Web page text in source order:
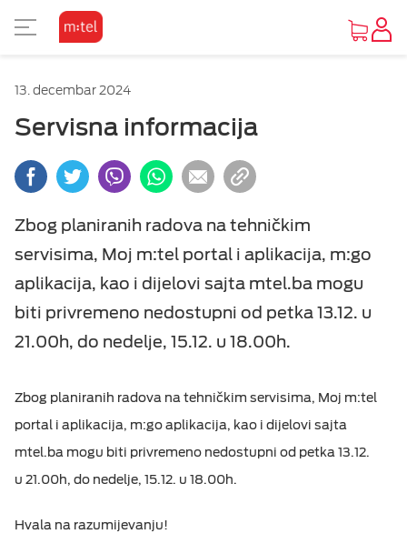
KAKO DO UREĐAJA
PONUDA UREĐAJA
OUTLET PONUDA
IZDVAJAMO
O MTEL PAKETIMA
SA 4 USLUGE
SA 2 I 3 USLUGE
O MTEL MOBILNOJ
PRETPLATA
KOMBINUJ
DOPUNA
MOBILNI INTERNET
OSTALE USLUGE
ESIM TRAVEL & TURIST
O M:SAT TV USLUZI I PAKETIMA
M:SAT TV USLUGA
M:SAT PAKETI SA 3 USLUGE
M:SAT PAKETI SA 2 USLUGE
GLEDAJ I ZABAVI SE
TV PONUDA
VIDEOTEKE
TV ZA PONIJETI
O MTEL INTERNETU
INTERNET PONUDA
OSTALE USLUGE
O MTEL TELEFONIJI
PONUDA
POČETNA STRANA
VIJESTI
Vijesti
Servisne informacije
POMOĆ
M:TEL APLIKACIJE
KONTAKT
Osnovni prikaz
Visoki kontrast
Inverzan
13. decembar 2024
Servisna informacija
Zbog planiranih radova na tehničkim
servisima, Moj m:tel portal i aplikacija, m:go
aplikacija, kao i dijelovi sajta mtel.ba mogu
biti privremeno nedostupni od petka 13.12. u
21.00h, do nedelje, 15.12. u 18.00h.
Zbog planiranih radova na tehničkim servisima, Moj m:tel
portal i aplikacija, m:go aplikacija, kao i dijelovi sajta
mtel.ba mogu biti privremeno nedostupni od petka 13.12.
u 21.00h, do nedelje, 15.12. u 18.00h.
Hvala na razumijevanju!